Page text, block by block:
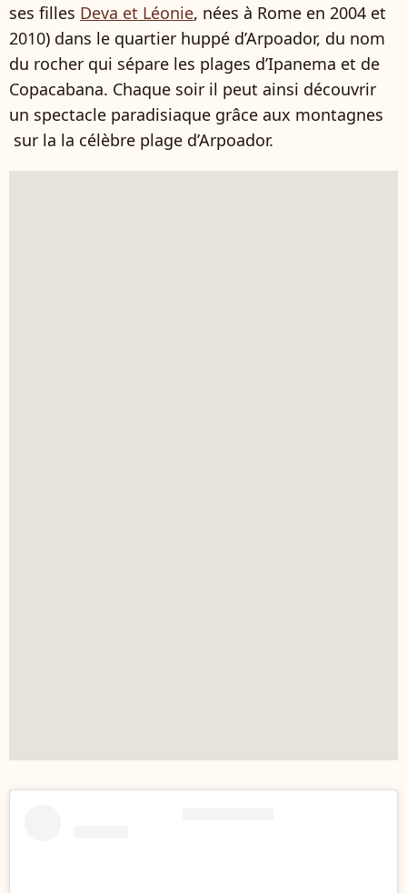
ses filles Deva et Léonie, nées à Rome en 2004 et
2010) dans le quartier huppé d’Arpoador, du nom
du rocher qui sépare les plages d’Ipanema et de
Copacabana. Chaque soir il peut ainsi découvrir
un spectacle paradisiaque grâce aux montagnes
sur la la célèbre plage d’Arpoador.